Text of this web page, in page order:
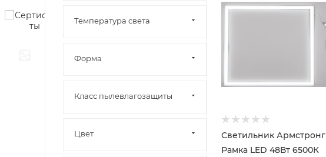
Светильник Армстронг
Рамка LED 48Вт 6500К
Температура света
Форма
Класс пылевлагозащиты
Цвет